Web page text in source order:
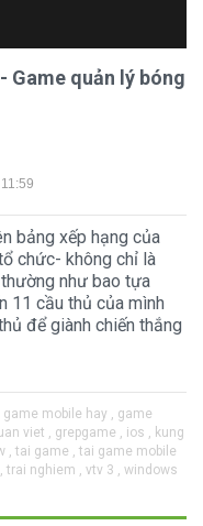
Game quản lý bóng
bảng xếp hạng của
chức- không chỉ là
như bao tựa
11 cầu thủ của mình
để giành chiến thắng
game mobile hay , game
viet , grepgame , ios , kung
, tai game , tai game mobile
trai nghiem , vtv 3 , windows